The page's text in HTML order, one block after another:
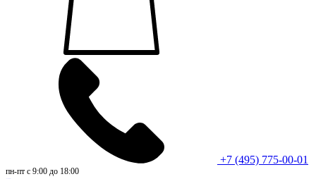
+7 (495) 775-00-01
пн-пт с 9:00 до 18:00